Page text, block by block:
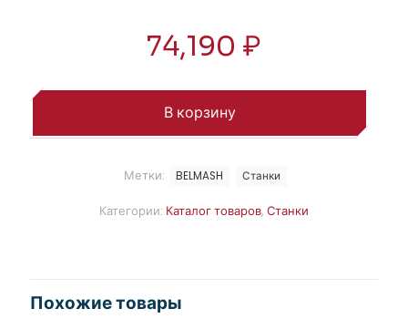
74,190 ₽
В корзину
Категории: Каталог товаров, Станки
Метки: BELMASH Станки
Похожие товары